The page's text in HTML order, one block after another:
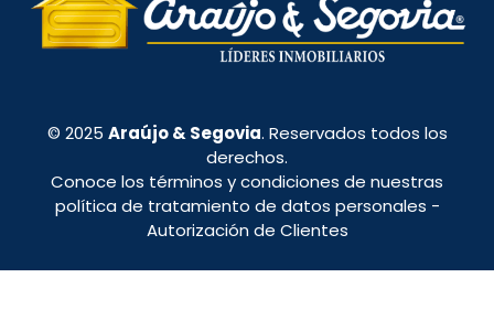
© 2025 Araújo & Segovia. Reservados todos los
derechos.
Conoce los términos y condiciones de nuestras
política de tratamiento de datos personales -
Autorización de Clientes